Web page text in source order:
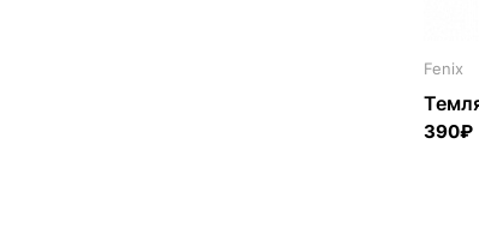
Fenix
390₽